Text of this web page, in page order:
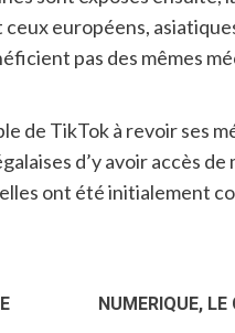
européens,
pas des mêmes
de TikTok à revoir ses
d’y avoir accès
ont été initialement
NUMERIQUE, LE